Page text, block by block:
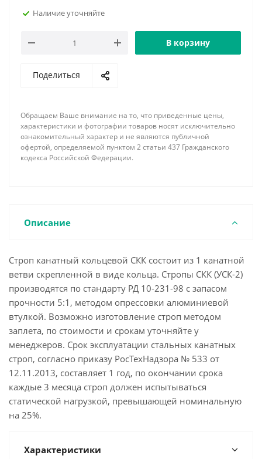
Наличие уточняйте
В корзину
Поделиться
Обращаем Ваше внимание на то, что приведенные цены,
характеристики и фотографии товаров носят исключительно
ознакомительный характер и не являются публичной
офертой, определяемой пунктом 2 статьи 437 Гражданского
кодекса Российской Федерации.
Описание
Строп канатный кольцевой СКК состоит из 1 канатной
ветви скрепленной в виде кольца. Стропы СКК (УСК-2)
производятся по стандарту РД 10-231-98 с запасом
прочности 5:1, методом опрессовки алюминиевой
втулкой. Возможно изготовление строп методом
заплета, по стоимости и срокам уточняйте у
менеджеров. Срок эксплуатации стальных канатных
строп, согласно приказу РосТехНадзора № 533 от
12.11.2013, составляет 1 год, по окончании срока
каждые 3 месяца строп должен испытываться
статической нагрузкой, превышающей номинальную
на 25%.
Характеристики